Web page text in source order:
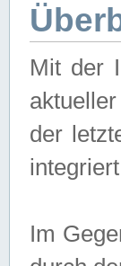
Mit der
der
Im